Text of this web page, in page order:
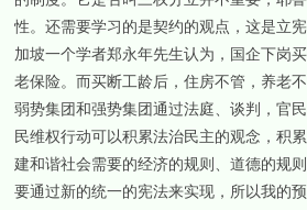
性。还需要学习的是契约的观点，这是立
加坡一个学者郑永年先生认为，国企下岗
老保险。而买断工龄后，住房不管，养老
弱势集团和强势集团通过法庭、谈判，官
民维权行动可以积累法治民主的观念，积
建和谐社会需要的经济的规则、道德的规
要通过新的统一的宪法来实现，所以我的